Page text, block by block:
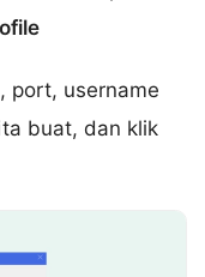
port, username
buat, dan klik